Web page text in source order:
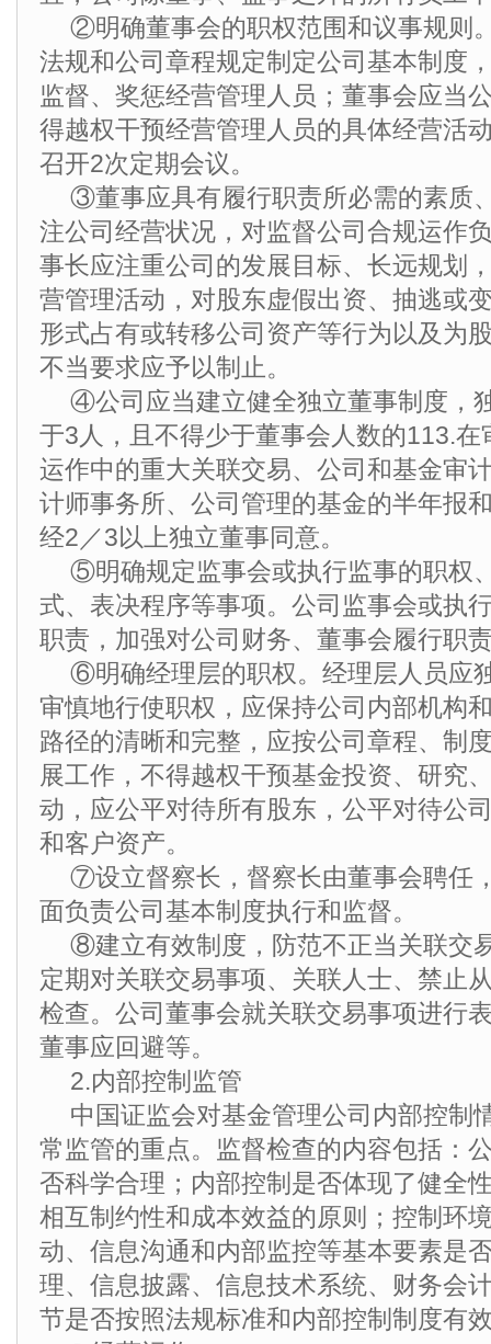
②明确董事会的职权范围和议事规则
法规和公司章程规定制定公司基本制度
监督、奖惩经营管理人员；董事会应当
得越权干预经营管理人员的具体经营活
召开2次定期会议。
③董事应具有履行职责所必需的素质
注公司经营状况，对监督公司合规运作
事长应注重公司的发展目标、长远规划
营管理活动，对股东虚假出资、抽逃或
形式占有或转移公司资产等行为以及为
不当要求应予以制止。
④公司应当建立健全独立董事制度，
于3人，且不得少于董事会人数的113.
运作中的重大关联交易、公司和基金审
计师事务所、公司管理的基金的半年报
经2／3以上独立董事同意。
⑤明确规定监事会或执行监事的职权
式、表决程序等事项。公司监事会或执
职责，加强对公司财务、董事会履行职
⑥明确经理层的职权。经理层人员应
审慎地行使职权，应保持公司内部机构
路径的清晰和完整，应按公司章程、制
展工作，不得越权干预基金投资、研究
动，应公平对待所有股东，公平对待公
和客户资产。
⑦设立督察长，督察长由董事会聘任
面负责公司基本制度执行和监督。
⑧建立有效制度，防范不正当关联交
定期对关联交易事项、关联人士、禁止
检查。公司董事会就关联交易事项进行
董事应回避等。
2.内部控制监管
中国证监会对基金管理公司内部控制
常监管的重点。监督检查的内容包括：
否科学合理；内部控制是否体现了健全
相互制约性和成本效益的原则；控制环
动、信息沟通和内部监控等基本要素是
理、信息披露、信息技术系统、财务会
节是否按照法规标准和内部控制制度有